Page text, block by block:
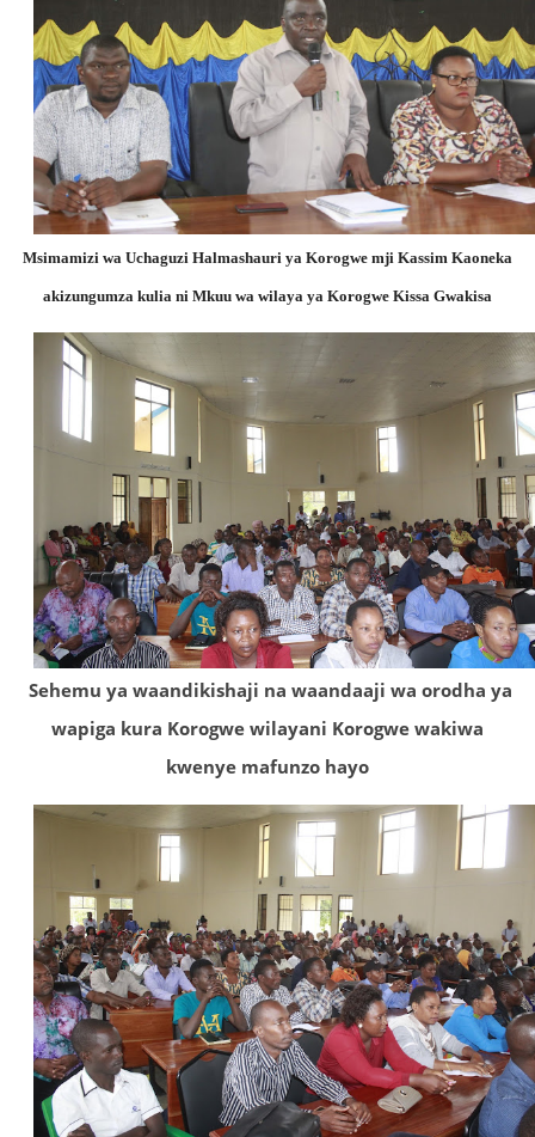
Msimamizi wa Uchaguzi Halmashauri ya Korogwe mji Kassim Kaoneka
akizungumza kulia ni Mkuu wa wilaya ya Korogwe Kissa Gwakisa
Sehemu ya waandikishaji na waandaaji wa orodha ya
wapiga kura Korogwe wilayani Korogwe wakiwa
kwenye mafunzo hayo